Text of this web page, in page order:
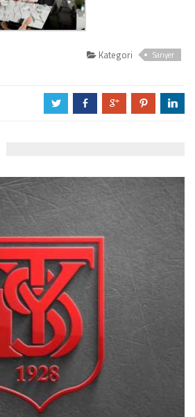
Kategori Sarıyer
a b c d j